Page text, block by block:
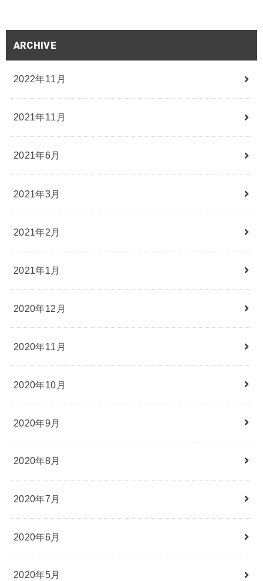
ARCHIVE
2022年11月
2021年11月
2021年6月
2021年3月
2021年2月
2021年1月
2020年12月
2020年11月
2020年10月
2020年9月
2020年8月
2020年7月
2020年6月
2020年5月